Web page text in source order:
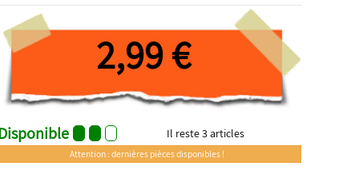
2,99 €
Il reste3articles
Attention : dernières pièces disponibles !